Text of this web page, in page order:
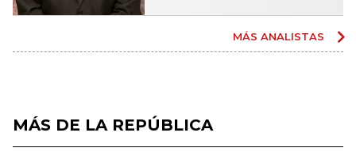
MÁS ANALISTAS
MÁS DE LA REPÚBLICA